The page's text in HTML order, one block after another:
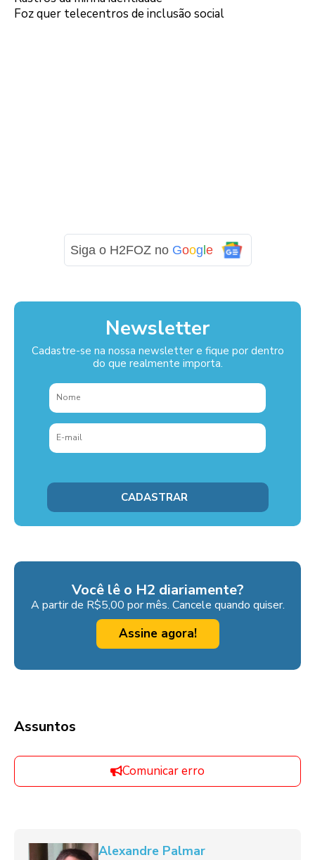
Foz quer telecentros de inclusão social
Siga o H2FOZ no Goog e
Newsletter
Cadastre-se na nossa newsletter e fique por dentro
do que realmente importa.
Você lê o H2 diariamente?
A partir de R$5,00 por mês. Cancele quando quiser.
Assine agora!
Assuntos
Comunicar erro
Alexandre Palmar